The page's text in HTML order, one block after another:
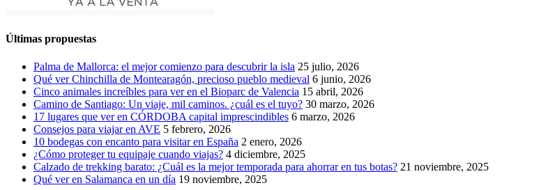
Últimas propuestas
Palma de Mallorca: el mejor comienzo para descubrir la isla 25 julio, 2026
Qué ver Chinchilla de Montearagón, precioso pueblo medieval 6 junio, 2026
Cinco animales increíbles para ver en el Bioparc de Valencia 15 abril, 2026
Camino de Santiago: Un viaje, mil caminos. ¿cuál es el tuyo? 30 marzo, 2026
17 lugares que ver en CÓRDOBA capital imprescindibles 6 marzo, 2026
Consejos para viajar en AVE 5 febrero, 2026
10 bodegas con encanto para visitar en España 2 enero, 2026
¿Cómo proteger tu equipaje cuando viajas? 4 diciembre, 2025
Calzado de trekking barato: ¿Cuál es la mejor temporada para ahorrar en tus botas? 21 noviembre, 2025
Qué ver en Salamanca en un día 19 noviembre, 2025